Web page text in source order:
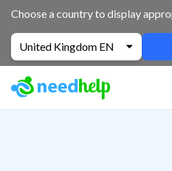
Choose a country to display
United Kingdom EN